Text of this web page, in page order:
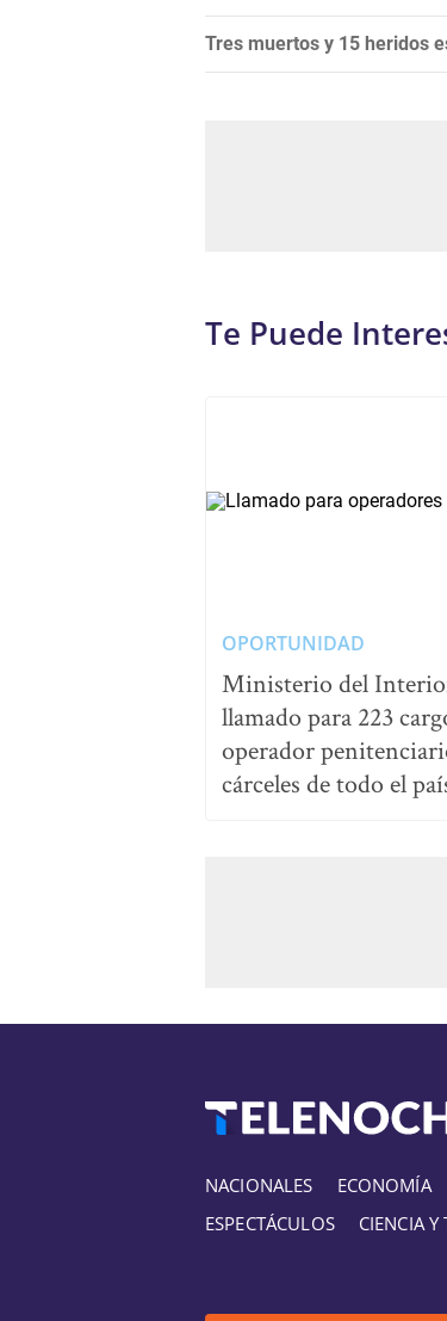
Tres muertos y 15 heridos
Te Puede
OPORTUNIDAD
Ministerio del
llamado para 223
operador
cárceles de todo el
NACIONALES ECONOMÍA
ESPECTÁCULOS
CIENCIA